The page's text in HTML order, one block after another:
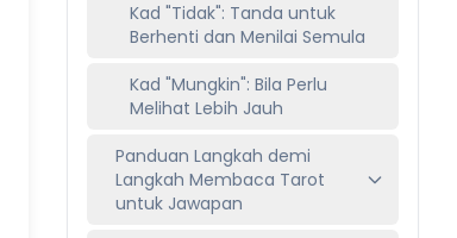
Kad "Tidak": Tanda untuk
Berhenti dan Menilai Semula
Kad "Mungkin": Bila Perlu
Melihat Lebih Jauh
Panduan Langkah demi
Langkah Membaca Tarot
untuk Jawapan